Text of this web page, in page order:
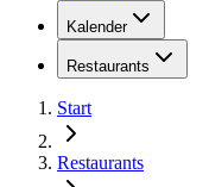
Kalender
Restaurants
Start
Restaurants